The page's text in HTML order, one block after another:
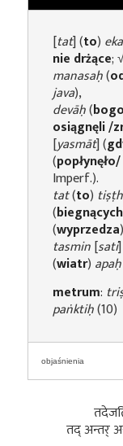
[tat] (to)
nie drżące;
manasaḥ(
java),
devāḥ(
osiągnęli /
[yasmāt] (
(
Imperf.).
tat(to)
(biegnących
(wyprzedza
tasmin[sati
(wiatr) apaḥ
metrum:
paṅktiḥ(10)
objaśnienia
तद् अन्तर्